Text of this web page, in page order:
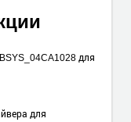
для
для